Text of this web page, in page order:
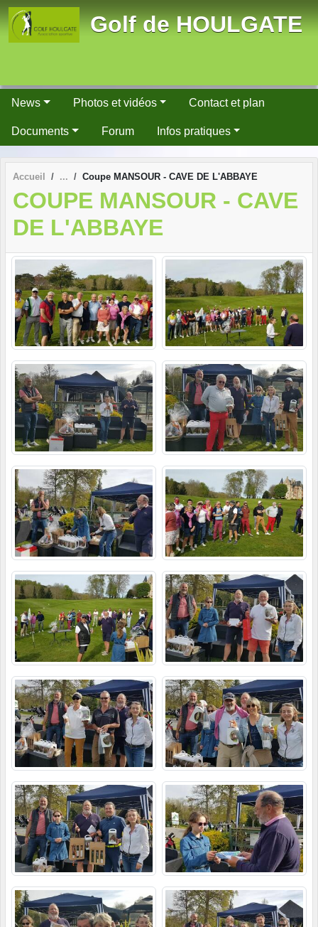
Golf de HOULGATE
News Photos et vidéos Contact et plan
Documents Forum Infos pratiques
Accueil Coupe MANSOUR - CAVE DE L'ABBAYE
COUPE MANSOUR - CAVE
DE L'ABBAYE
Panneau de gestion des cookies